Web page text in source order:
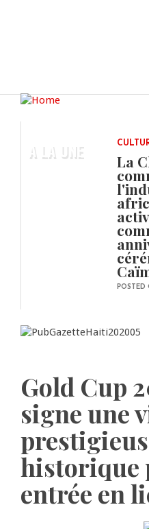
A LA UNE La
POSTED
Gold Cup
signe une
historique
entrée en